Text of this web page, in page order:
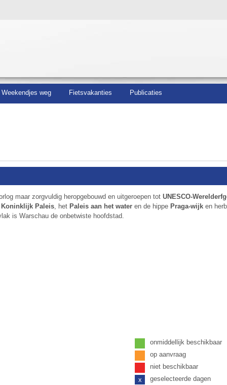
Weekendjes weg Fietsvakanties Publicaties
maar zorgvuldig heropgebouwd en uitgeroepen totUNESCO-
Koninklijk Paleis , het Paleis aan het water en de hippe Praga-wijk en
is Warschau de onbetwiste hoofdstad.
onmiddellijk beschikbaar
op aanvraag
niet beschikbaar
x
geselecteerde dagen